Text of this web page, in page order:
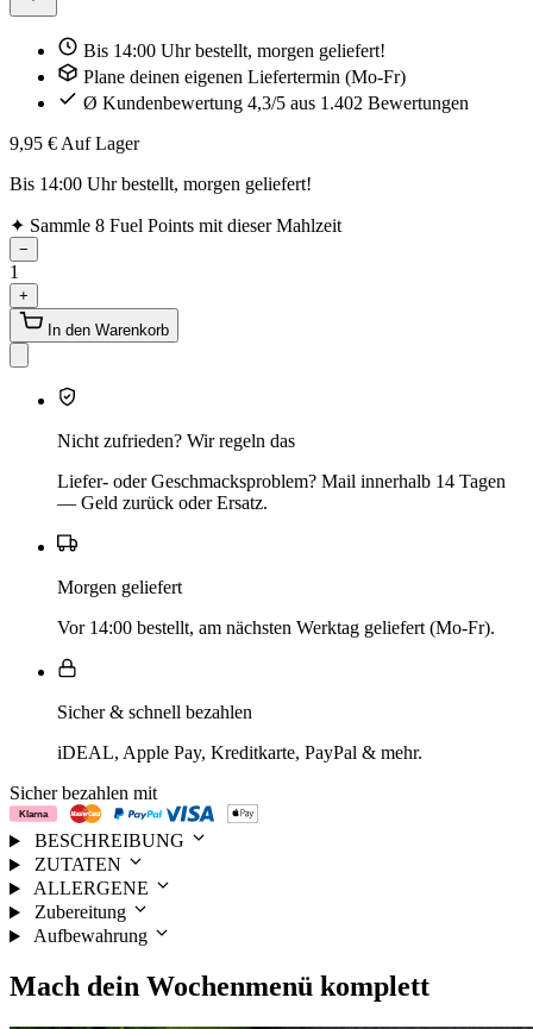
Bis 14:00 Uhr bestellt, morgen geliefert!
Plane deinen eigenen Liefertermin (Mo-Fr)
Ø Kundenbewertung 4,3/5 aus 1.402 Bewertungen
9,95 € Auf Lager
Bis 14:00 Uhr bestellt, morgen geliefert!
✦ Sammle 8 Fuel Points mit dieser Mahlzeit
−
1
+
In den Warenkorb
Nicht zufrieden? Wir regeln das
Liefer- oder Geschmacksproblem? Mail innerhalb 14 Tagen
— Geld zurück oder Ersatz.
Morgen geliefert
Vor 14:00 bestellt, am nächsten Werktag geliefert (Mo-Fr).
Sicher & schnell bezahlen
iDEAL, Apple Pay, Kreditkarte, PayPal & mehr.
Sicher bezahlen mit
BESCHREIBUNG
ZUTATEN
ALLERGENE
Zubereitung
Aufbewahrung
Mach dein Wochenmenü komplett